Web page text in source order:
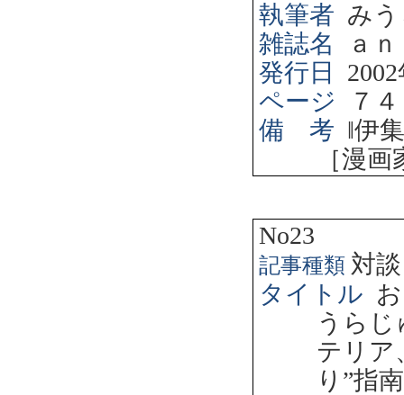
執筆者 み
雑誌名
ａ
発行日
2002
ページ
７
備 考 ‖伊
［漫
No23
記事種類 対談
タイトル
うら
テリ
り”指